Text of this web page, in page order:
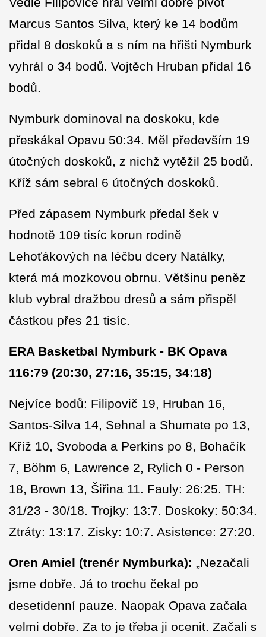
Marcus Santos Silva, který ke 14 bodům
přidal 8 doskoků a s ním na hřišti Nymburk
vyhrál o 34 bodů. Vojtěch Hruban přidal 16
bodů.
Nymburk dominoval na doskoku, kde
přeskákal Opavu 50:34. Měl především 19
útočných doskoků, z nichž vytěžil 25 bodů.
Kříž sám sebral 6 útočných doskoků.
Před zápasem Nymburk předal šek v
hodnotě 109 tisíc korun rodině
Lehoťákových na léčbu dcery Natálky,
která má mozkovou obrnu. Většinu peněz
klub vybral dražbou dresů a sám přispěl
částkou přes 21 tisíc.
ERA Basketbal Nymburk - BK Opava
116:79 (20:30, 27:16, 35:15, 34:18)
Nejvíce bodů: Filipovič 19, Hruban 16,
Santos-Silva 14, Sehnal a Shumate po 13,
Kříž 10, Svoboda a Perkins po 8, Bohačík
7, Böhm 6, Lawrence 2, Rylich 0 - Person
18, Brown 13, Šiřina 11. Fauly: 26:25. TH:
31/23 - 30/18. Trojky: 13:7. Doskoky: 50:34.
Ztráty: 13:17. Zisky: 10:7. Asistence: 27:20.
Oren Amiel (trenér Nymburka): „Nezačali
jsme dobře. Já to trochu čekal po
desetidenní pauze. Naopak Opava začala
velmi dobře. Za to je třeba ji ocenit. Začali s